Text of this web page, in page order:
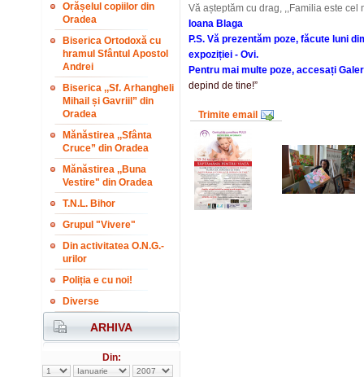
Orășelul copiilor din
Oradea
Biserica Ortodoxă cu
hramul Sfântul Apostol
Andrei
Biserica ,,Sf. Arhangheli
Mihail și Gavriil” din
Oradea
Mănăstirea ,,Sfânta
Cruce” din Oradea
Mănăstirea ,,Buna
Vestire" din Oradea
T.N.L. Bihor
Grupul "Vivere"
Din activitatea O.N.G.-
urilor
Poliția e cu noi!
Diverse
ARHIVA
Din:
Vă așteptăm cu drag, ,,Familia este
Ioana Blaga
P.S. Vă prezentăm poze, făcute luni
expoziției - Ovi.
Pentru mai multe poze, accesați
depind de tine!”
Trimite email